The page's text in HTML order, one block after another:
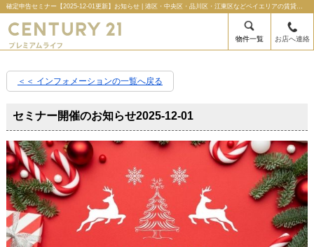
確定申告セミナー【2025-12-01更新】お知らせ | 港区・中央区・品川区・江東区などベイエリアの賃貸管理のことならセンチュリー21プレミアムライフの不動産のことならセンチュリー21プレミアムライフ
物件一覧 お店へ連絡
＜＜ インフォメーションの一覧へ戻る
セミナー開催のお知らせ2025-12-01